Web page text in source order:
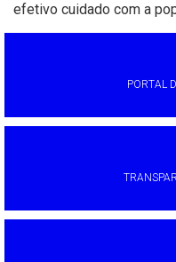
efetivo cuidado com a
PORTAL